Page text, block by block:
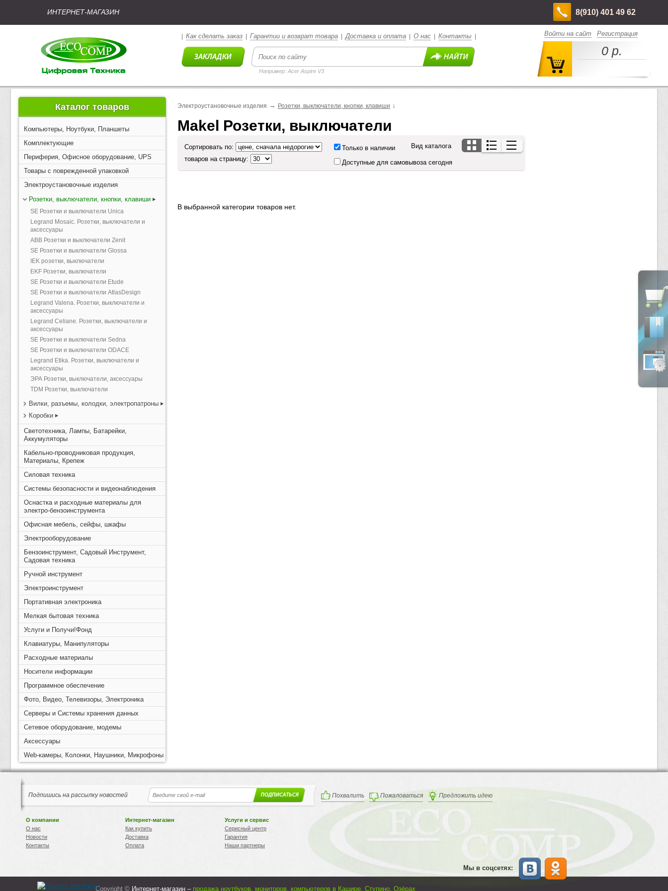
ИНТЕРНЕТ-МАГАЗИН 8(910) 401 49 62
Как сделать заказ Гарантии и возврат товара |Доставка и оплата О нас Контакты
Например: Acer Aspire V3
Войти на сайт Регистрация
0 р.
Каталог товаров
Компьютеры, Ноутбуки, Планшеты
Комплектующие
Периферия, Офисное оборудование, UPS
Товары с поврежденной упаковкой
Электроустановочные изделия
Розетки, выключатели, кнопки, клавиши
SE Розетки и выключатели Unica
Legrand Mosaic. Розетки, выключатели и
аксессуары
ABB Розетки и выключатели Zenit
SE Розетки и выключатели Glossa
IEK розетки, выключатели
EKF Розетки, выключатели
SE Розетки и выключатели Etude
SE Розетки и выключатели AtlasDesign
Legrand Valena. Розетки, выключатели и
аксессуары
Legrand Celiane. Розетки, выключатели и
аксессуары
SE Розетки и выключатели Sedna
SE Розетки и выключатели ODACE
Legrand Etika. Розетки, выключатели и
аксессуары
ЭРА Розетки, выключатели, аксессуары
TDM Розетки, выключатели
Вилки, разъемы, колодки, электропатроны
Коробки
Светотехника, Лампы, Батарейки,
Аккумуляторы
Кабельно-проводниковая продукция,
Материалы, Крепеж
Силовая техника
Системы безопасности и видеонаблюдения
Оснастка и расходные материалы для
электро-бензоинструмента
Офисная мебель, сейфы, шкафы
Электрооборудование
Бензоинструмент, Садовый Инструмент,
Садовая техника
Ручной инструмент
Электроинструмент
Портативная электроника
Мелкая бытовая техника
Услуги и Получи!Фонд
Клавиатуры, Манипуляторы
Расходные материалы
Носители информации
Программное обеспечение
Фото, Видео, Телевизоры, Электроника
Серверы и Системы хранения данных
Сетевое оборудование, модемы
Аксессуары
Web-камеры, Колонки, Наушники, Микрофоны
Электроустановочные изделия → Розетки, выключатели, кнопки, клавиши ↓
Makel Розетки, выключатели
Сортировать по:
товаров на страницу:
Только в наличии
Доступные для самовывоза сегодня
Вид каталога
В выбранной категории товаров нет.
Подпишись на рассылку новостей Похвалить Пожаловаться Предложить идею
О компании
О нас
Новости
Контакты
Интернет-магазин
Как купить
Доставка
Оплата
Услуги и сервис
Серисный центр
Гарантия
Наши партнеры
Мы в соцсетях:
Copyright © Интернет-магазин – продажа ноутбуков, мониторов, компьютеров в Кашире, Ступино, Озёрах